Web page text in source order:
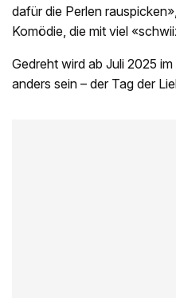
dafür die Perlen
Komödie, die mit viel
Gedreht wird ab Juli 2025
anders sein – der Tag der